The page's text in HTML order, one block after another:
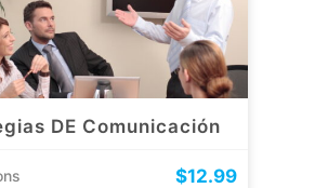
DE Comunicación
$12.99